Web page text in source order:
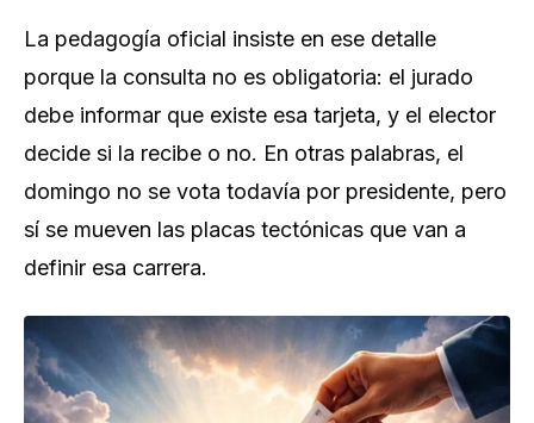
La pedagogía oficial insiste en ese detalle
porque la consulta no es obligatoria: el jurado
debe informar que existe esa tarjeta, y el elector
decide si la recibe o no. En otras palabras, el
domingo no se vota todavía por presidente, pero
sí se mueven las placas tectónicas que van a
definir esa carrera.